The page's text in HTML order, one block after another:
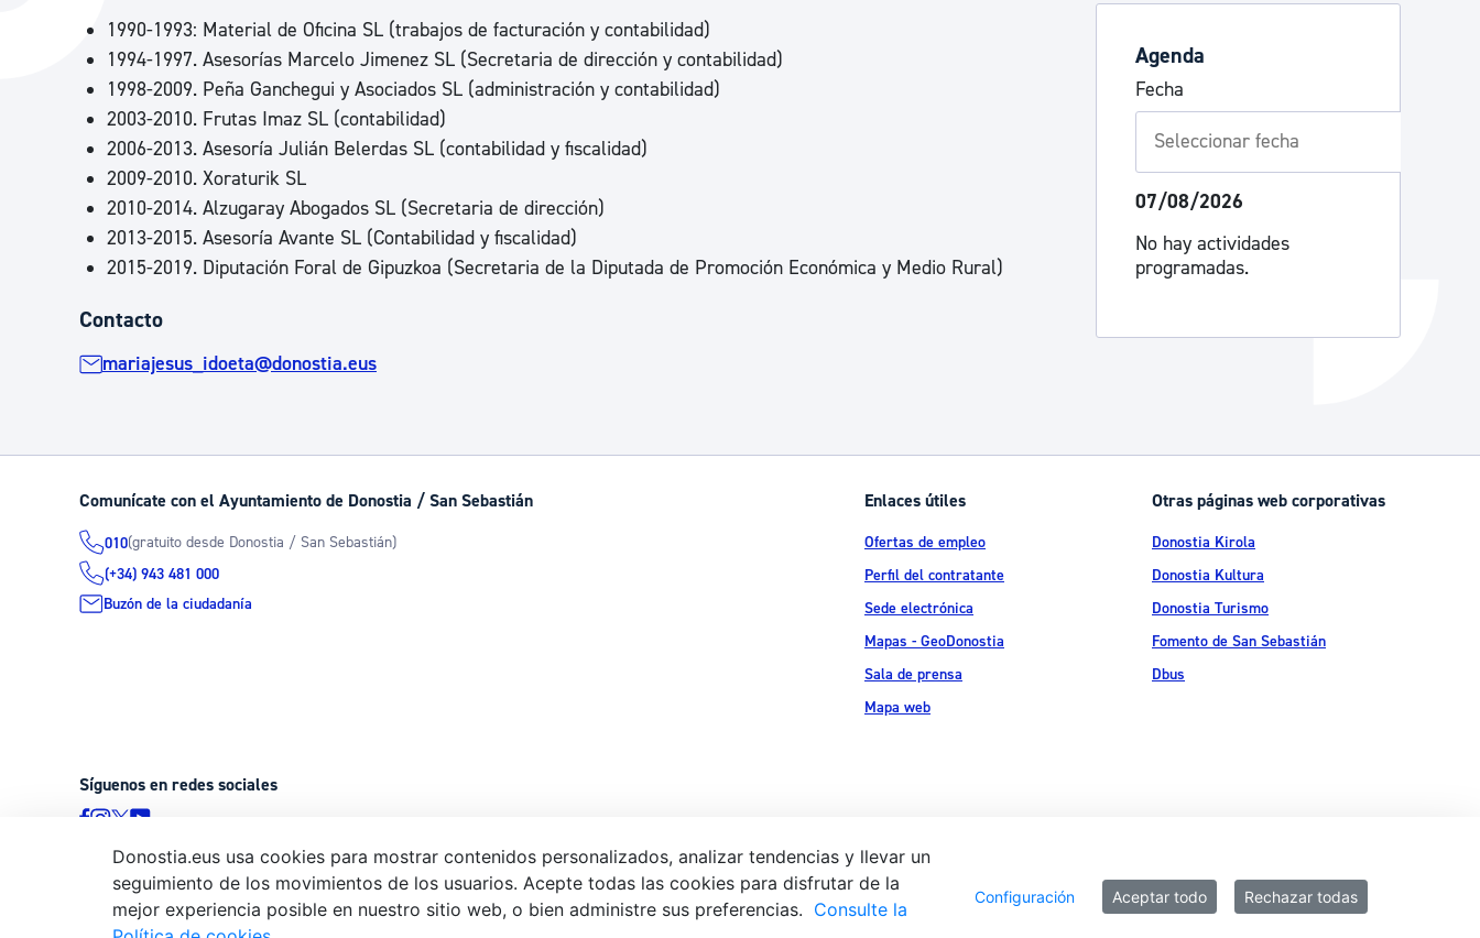
Descubre la ciudad
La ciudad futura
Avisos
Agenda cultural
Calendario fiscal
Ayuda a la tramitación
1990-1993: Material de Oficina SL (trabajos de facturación y contabilidad)
1994-1997. Asesorías Marcelo Jimenez SL (Secretaria de dirección y contabilidad)
1998-2009. Peña Ganchegui y Asociados SL (administración y contabilidad)
2003-2010. Frutas Imaz SL (contabilidad)
2006-2013. Asesoría Julián Belerdas SL (contabilidad y fiscalidad)
2009-2010. Xoraturik SL
2010-2014. Alzugaray Abogados SL (Secretaria de dirección)
2013-2015. Asesoría Avante SL (Contabilidad y fiscalidad)
2015-2019. Diputación Foral de Gipuzkoa (Secretaria de la Diputada de Promoción Económica y Medio Rural)
Contacto
mariajesus_idoeta@donostia.eus
Agenda
Fecha
07/08/2026
No hay actividades
programadas.
Comunícate con el Ayuntamiento de Donostia / San Sebastián
010(gratuito desde Donostia / San Sebastián)
(+34) 943 481 000
Buzón de la ciudadanía
Enlaces útiles
Ofertas de empleo
Perfil del contratante
Sede electrónica
Mapas - GeoDonostia
Sala de prensa
Mapa web
Otras páginas web corporativas
Donostia Kirola
Donostia Kultura
Donostia Turismo
Fomento de San Sebastián
Dbus
Síguenos en redes sociales
© Donostiako Udala - Ayuntamiento de Donostia / San Sebastián Ijentea 1,
20003 Donostia / San Sebastián
Aviso legal Política de privacidad Política de cookies Declaración de accesibilidad
Donostia.eus usa cookies para mostrar contenidos personalizados, analizar tendencias y llevar un
seguimiento de los movimientos de los usuarios. Acepte todas las cookies para disfrutar de la
mejor experiencia posible en nuestro sitio web, o bien administre sus preferencias. Consulte la
Configuración Aceptar todo Rechazar todas